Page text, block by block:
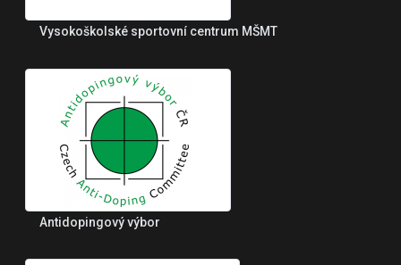
Vysokoškolské sportovní centrum MŠMT
Antidopingový výbor